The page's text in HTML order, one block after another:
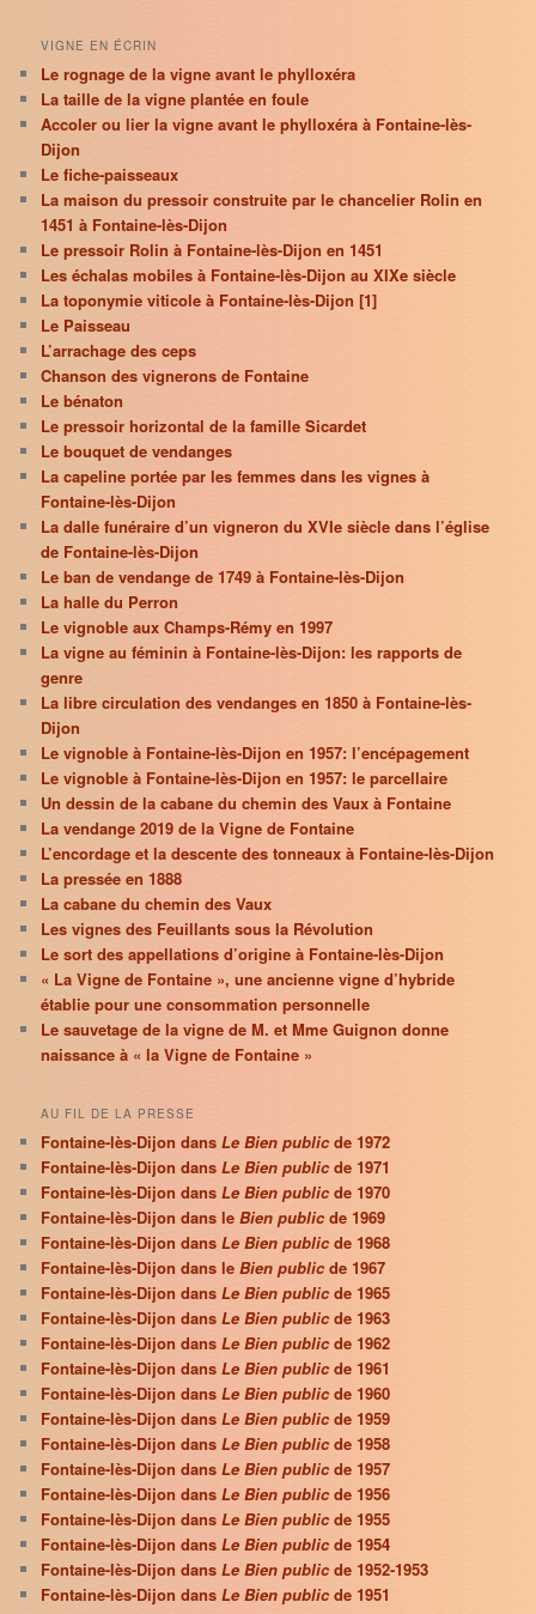
VIGNE EN ÉCRIN
Le rognage de la vigne avant le phylloxéra
La taille de la vigne plantée en foule
Accoler ou lier la vigne avant le phylloxéra à Fontaine-lès-
Dijon
Le fiche-paisseaux
La maison du pressoir construite par le chancelier Rolin en
1451 à Fontaine-lès-Dijon
Le pressoir Rolin à Fontaine-lès-Dijon en 1451
Les échalas mobiles à Fontaine-lès-Dijon au XIXe siècle
La toponymie viticole à Fontaine-lès-Dijon [1]
Le Paisseau
L’arrachage des ceps
Chanson des vignerons de Fontaine
Le bénaton
Le pressoir horizontal de la famille Sicardet
Le bouquet de vendanges
La capeline portée par les femmes dans les vignes à
Fontaine-lès-Dijon
La dalle funéraire d’un vigneron du XVIe siècle dans l’église
de Fontaine-lès-Dijon
Le ban de vendange de 1749 à Fontaine-lès-Dijon
La halle du Perron
Le vignoble aux Champs-Rémy en 1997
La vigne au féminin à Fontaine-lès-Dijon: les rapports de
genre
La libre circulation des vendanges en 1850 à Fontaine-lès-
Dijon
Le vignoble à Fontaine-lès-Dijon en 1957: l’encépagement
Le vignoble à Fontaine-lès-Dijon en 1957: le parcellaire
Un dessin de la cabane du chemin des Vaux à Fontaine
La vendange 2019 de la Vigne de Fontaine
L’encordage et la descente des tonneaux à Fontaine-lès-Dijon
La pressée en 1888
La cabane du chemin des Vaux
Les vignes des Feuillants sous la Révolution
Le sort des appellations d’origine à Fontaine-lès-Dijon
« La Vigne de Fontaine », une ancienne vigne d’hybride
établie pour une consommation personnelle
Le sauvetage de la vigne de M. et Mme Guignon donne
naissance à « la Vigne de Fontaine »
AU FIL DE LA PRESSE
Fontaine-lès-Dijon dansLe Bien publicde 1972
Fontaine-lès-Dijon dansLe Bien publicde 1971
Fontaine-lès-Dijon dansLe Bien publicde 1970
Fontaine-lès-Dijon dans leBien publicde 1969
Fontaine-lès-Dijon dansLe Bien publicde 1968
Fontaine-lès-Dijon dans leBien publicde 1967
Fontaine-lès-Dijon dansLe Bien publicde 1965
Fontaine-lès-Dijon dansLe Bien publicde 1963
Fontaine-lès-Dijon dansLe Bien publicde 1962
Fontaine-lès-Dijon dansLe Bien publicde 1961
Fontaine-lès-Dijon dansLe Bien publicde 1960
Fontaine-lès-Dijon dansLe Bien publicde 1959
Fontaine-lès-Dijon dansLe Bien publicde 1958
Fontaine-lès-Dijon dansLe Bien publicde 1957
Fontaine-lès-Dijon dansLe Bien publicde 1956
Fontaine-lès-Dijon dansLe Bien publicde 1955
Fontaine-lès-Dijon dansLe Bien publicde 1954
Fontaine-lès-Dijon dansLe Bien publicde 1952-1953
Fontaine-lès-Dijon dansLe Bien publicde 1951